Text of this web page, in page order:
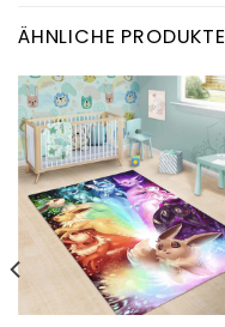
ÄHNLICHE PRODUKTE